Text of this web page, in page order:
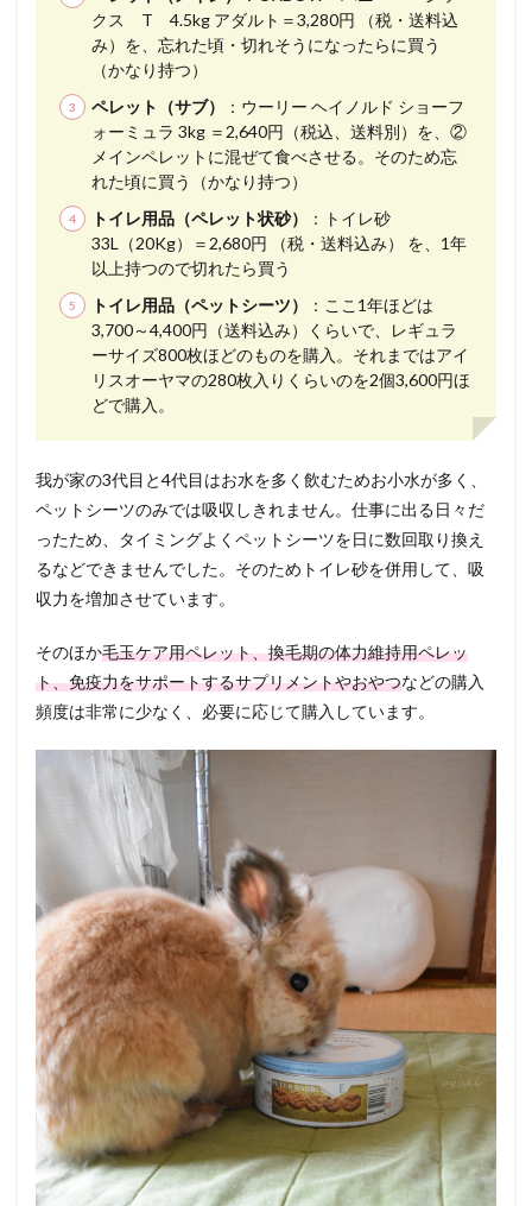
クス T 4.5kg アダルト＝3,280円 （税・送料込
み）を、忘れた頃・切れそうになったらに買う
（かなり持つ）
ペレット（サブ）
：ウーリー ヘイノルド ショーフ
ォーミュラ 3kg ＝2,640円（税込、送料別）を、②
メインペレットに混ぜて食べさせる。そのため忘
れた頃に買う（かなり持つ）
トイレ用品（ペレット状砂）
：トイレ砂
33L（20Kg）＝2,680円 （税・送料込み） を、1年
以上持つので切れたら買う
トイレ用品（ペットシーツ）
：ここ1年ほどは
3,700～4,400円（送料込み）くらいで、レギュラ
ーサイズ800枚ほどのものを購入。それまではアイ
リスオーヤマの280枚入りくらいのを2個3,600円ほ
どで購入。
我が家の3代目と4代目はお水を多く飲むためお小水が多く、
ペットシーツのみでは吸収しきれません。仕事に出る日々だ
ったため、タイミングよくペットシーツを日に数回取り換え
るなどできませんでした。そのためトイレ砂を併用して、吸
収力を増加させています。
そのほか毛玉ケア用ペレット、換毛期の体力維持用ペレッ
ト、免疫力をサポートするサプリメントやおやつなどの購入
頻度は非常に少なく、必要に応じて購入しています。